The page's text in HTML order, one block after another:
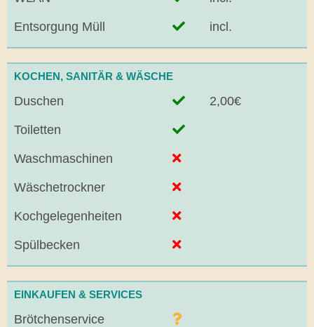
Entsorgung Müll incl.
KOCHEN, SANITÄR & WÄSCHE
Duschen 2,00€
Toiletten
Waschmaschinen
Wäschetrockner
Kochgelegenheiten
Spülbecken
EINKAUFEN & SERVICES
Brötchenservice